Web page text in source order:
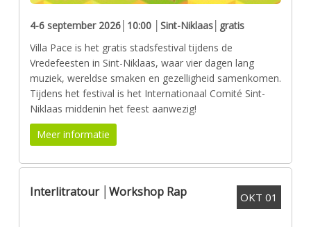
4-6 september 2026│10:00 │Sint-Niklaas│gratis
Villa Pace is het gratis stadsfestival tijdens de
Vredefeesten in Sint-Niklaas, waar vier dagen lang
muziek, wereldse smaken en gezelligheid samenkomen.
Tijdens het festival is het Internationaal Comité Sint-
Niklaas middenin het feest aanwezig!
Meer informatie
OKT 01
Interlitratour │Workshop Rap